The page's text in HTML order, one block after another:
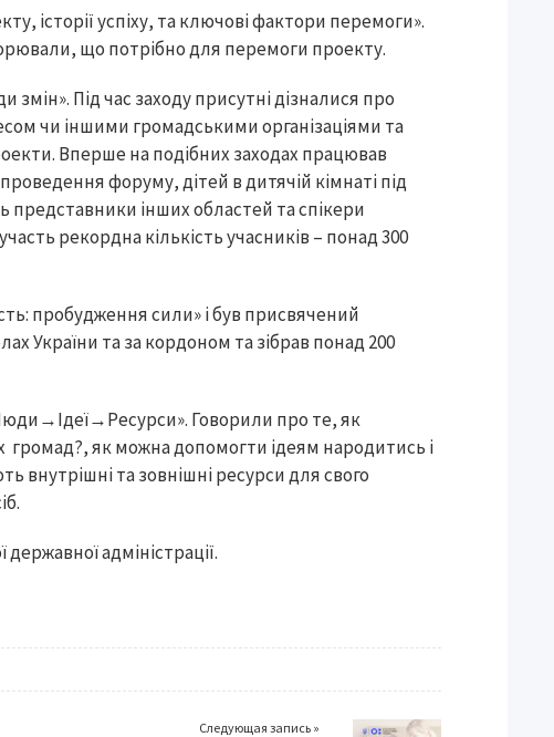
історії успіху, та ключові фактори перемоги».
що потрібно для перемоги проекту.
Під час заходу присутні дізналися про
чи іншими громадськими організаціями та
Вперше на подібних заходах працював
форуму, дітей в дитячій кімнаті під
інших областей та спікери
рекордна кількість учасників – понад 300
пробудження сили» і був присвячений
України та за кордоном та зібрав понад 200
Говорили про те, як
як можна допомогти ідеям народитись і
внутрішні та зовнішні ресурси для свого
адміністрації.
Следующая запись »